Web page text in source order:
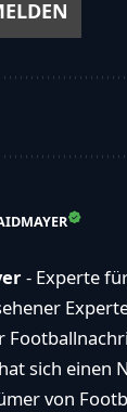
- Experte
sich einen
von